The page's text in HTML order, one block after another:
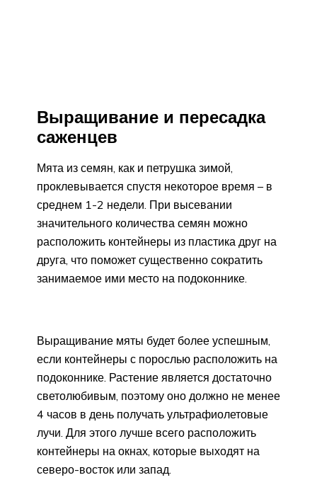
Выращивание и пересадка
саженцев
Мята из семян, как и петрушка зимой,
проклевывается спустя некоторое время – в
среднем 1-2 недели. При высевании
значительного количества семян можно
расположить контейнеры из пластика друг на
друга, что поможет существенно сократить
занимаемое ими место на подоконнике.
Выращивание мяты будет более успешным,
если контейнеры с порослью расположить на
подоконнике. Растение является достаточно
светолюбивым, поэтому оно должно не менее
4 часов в день получать ультрафиолетовые
лучи. Для этого лучше всего расположить
контейнеры на окнах, которые выходят на
северо-восток или запад.